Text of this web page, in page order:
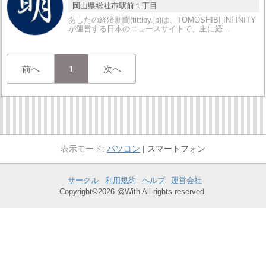
岡山県総社市駅前１丁目
あしたの経済新聞(tittiby.jp)は、TOMOSHIBI INFINITY
が運営する日本のニュースサイトで、主に経…
前へ 1 次へ
パソコン スマートフォン
サークル 利用規約 ヘルプ
運営会社
Copyright©2026 @With All rights reserved.